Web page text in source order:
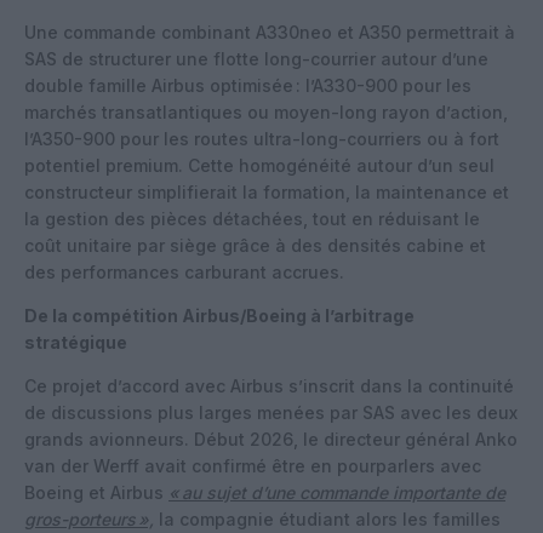
Une commande combinant A330neo et A350 permettrait à
SAS de structurer une flotte long-courrier autour d’une
double famille Airbus optimisée : l’A330-900 pour les
marchés transatlantiques ou moyen-long rayon d’action,
l’A350-900 pour les routes ultra-long-courriers ou à fort
potentiel premium. Cette homogénéité autour d’un seul
constructeur simplifierait la formation, la maintenance et
la gestion des pièces détachées, tout en réduisant le
coût unitaire par siège grâce à des densités cabine et
des performances carburant accrues.
De la compétition Airbus/Boeing à l’arbitrage
stratégique
Ce projet d’accord avec Airbus s’inscrit dans la continuité
de discussions plus larges menées par SAS avec les deux
grands avionneurs. Début 2026, le directeur général Anko
van der Werff avait confirmé être en pourparlers avec
Boeing et Airbus « au sujet d’une commande importante de
gros-porteurs », la compagnie étudiant alors les familles